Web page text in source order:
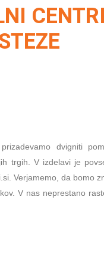
dvigniti
trgih. V izdelavi je
Verjamemo, da bomo
V nas neprestano